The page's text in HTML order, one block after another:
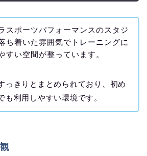
スポーツパフォーマンスのスタジ
ち着いた雰囲気でトレーニングに
すい空間が整っています。
っきりとまとめられており、初め
も利用しやすい環境です。